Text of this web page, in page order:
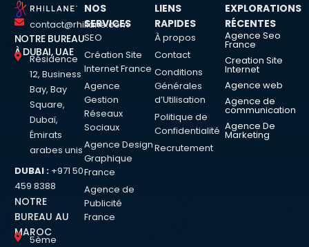
contact@rhillane.com
NOTRE BUREAU
À DUBAI, UAE
Résidence
12, Business
Bay, Bay
Square,
Dubaï,
Émirats
arabes unis
DUBAI :+971 50
459 8388
NOTRE
BUREAU AU
MAROC
5ème
NOS
SERVICES
SEO
Création Site
Internet France
Agence
Gestion
Réseaux
Sociaux
Agence Design
Graphique
France
Agence de
Publicité
France
LIENS
RAPIDES
À propos
Contact
Conditions
Générales
d’Utilisation
Politique de
Confidentialité
Recrutement
EXPLORATIONS
RÉCENTES
Agence Seo
France
Creation Site
Internet
Agence web
Agence de
communication
Agence De
Marketing